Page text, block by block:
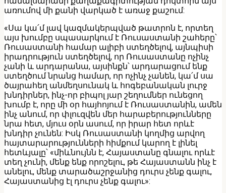
առումով մի քանի վարկած է առաջ քաշում:
«Սա կա՛մ լավ կազմակերպված թատրոն է, որտեղ
այս խումբը սպասարկում է Ռուսաստանի շահերը՝
Ռուսաստանի համար ալիբի ստեղծելով, այնպիսի
իրադրություն ստեղծելով, որ Ռուսաստանը ոչինչ
չանի և արդարանա, այսինքն՝ արդարացում ենք
ստեղծում նրանց համար, որ ոչինչ չանեն, կա՛մ սա
ծայրահեղ անմեղսունակ և հոգեբանական լուրջ
խնդիրներ, ինչ-որ բիպոլ յար շեղումներ ունեցող
խումբ է, որը մի օր հայհոյում է Ռուսաստանին, ամեն
ինչ անում, որ փլուզվեն մեր հարաբերությունները
նրա հետ, մյուս օրն ասում, որ իրար հետ որևէ
խնդիր չունեն: Իսկ Ռուսաստանի կողմից արվող
հայտարարությունների հիմքում կարող է լինել
հետևյալը՝ «միևնույնն է, Հայաստանը գնալու որևէ
տեղ չունի, մենք ենք որոշելու, թե Հայաստանն ինչ է
անելու, մենք տարածաշրջանից դուրս չենք գալու,
Հայաստանից էլ դուրս չենք գալու»: